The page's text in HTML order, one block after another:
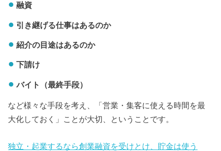
融資
引き継げる仕事はあるのか
紹介の目途はあるのか
下請け
バイト（最終手段）
など様々な手段を考え、「営業・集客に使える時間を最
大化しておく」ことが大切、ということです。
独立・起業するなら創業融資を受けとけ、貯金は使う